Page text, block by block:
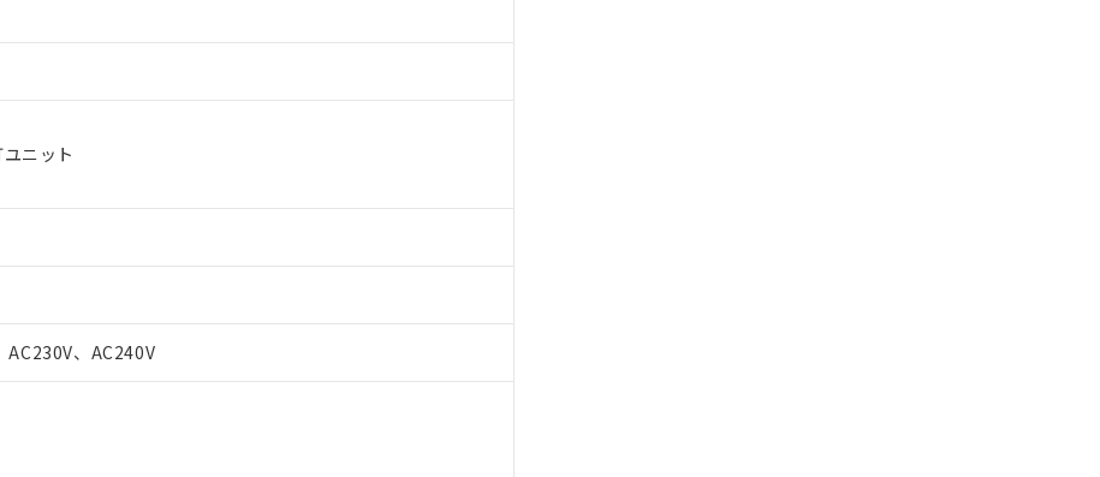
ニット
AC230V、AC240V
RoHS指令（10物質）の非含有に対応した製品が提供可能な商品です。
指令（10物質）の非含有に対応した製品に切り替える予定のある商品です。
RoHS指令（10物質）の非含有に非対応の商品で、対応品を出す予定はありません。
RoHS指令（10物質）の非含有の対応状況を調査中または確認中の商品です。
ンス料など無形物で、有害物質有無と関係のない商品です。
より、非含有部品としていたものが、含有品と判明した場合などやむを得ず変更すること
表